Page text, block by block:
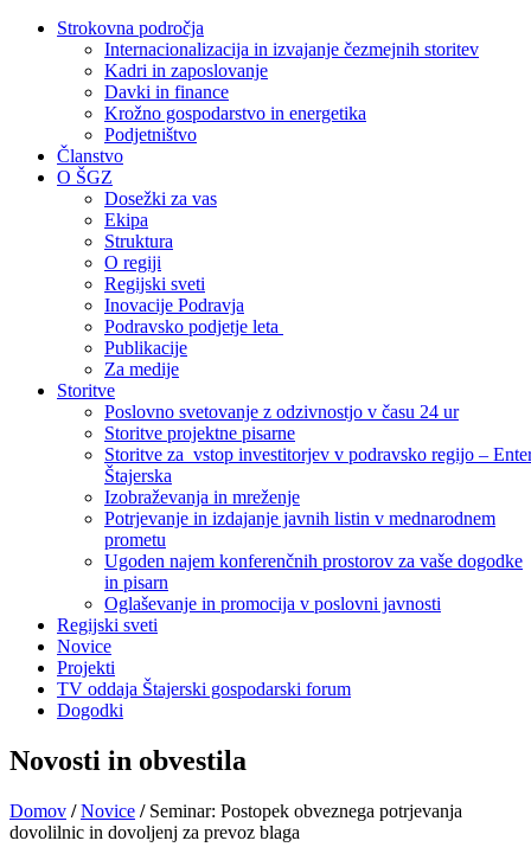
Strokovna področja
Internacionalizacija in izvajanje čezmejnih storitev
Kadri in zaposlovanje
Davki in finance
Krožno gospodarstvo in energetika
Podjetništvo
Članstvo
O ŠGZ
Dosežki za vas
Ekipa
Struktura
O regiji
Regijski sveti
Inovacije Podravja
Podravsko podjetje leta
Publikacije
Za medije
Storitve
Poslovno svetovanje z odzivnostjo v času 24 ur
Storitve projektne pisarne
Storitve za vstop investitorjev v podravsko regijo –
Štajerska
Izobraževanja in mreženje
Potrjevanje in izdajanje javnih listin v mednarodnem
prometu
Ugoden najem konferenčnih prostorov za vaše dogodke
in pisarn
Oglaševanje in promocija v poslovni javnosti
Regijski sveti
Novice
Projekti
TV oddaja Štajerski gospodarski forum
Dogodki
Novosti in obvestila
Domov / Novice / Seminar: Postopek obveznega potrjevanja
dovolilnic in dovoljenj za prevoz blaga